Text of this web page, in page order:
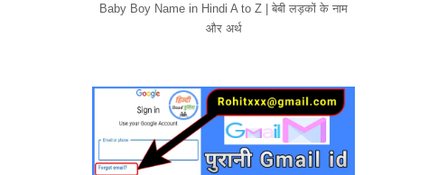
Baby Boy Name in Hindi A to Z | बेबी लड़कों के नाम
और अर्थ